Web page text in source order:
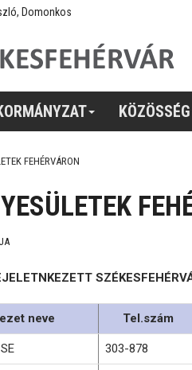
Domonkos
KÖZÖSSÉG
FEHÉRVÁRON
neve Tel.szám
303-878